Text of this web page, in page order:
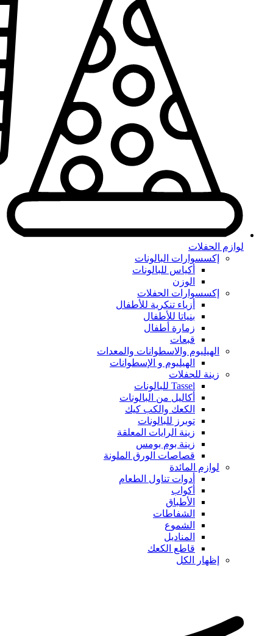
لوازم الحفلات
إكسسوارات البالونات
أكياس للبالونات
الوزن
إكسسوارات الحفلات
أزياء تنكرية للأطفال
بنياتا للأطفال
زمارة أطفال
قبعات
الهيليوم والاسطوانات والمعدات
الهيليوم و الإسطوانات
زينة للحفلات
Tassel للبالونات
أكاليل من البالونات
الكعك والكب كيك
توبرز للبالونات
زينة الرايات المعلقة
زينة بوم بومس
قصاصات الورق الملونة
لوازم المائدة
أدوات تناول الطعام
أكواب
الأطباق
الشفاطات
الشموع
المناديل
قاطع الكعك
إظهار الكل